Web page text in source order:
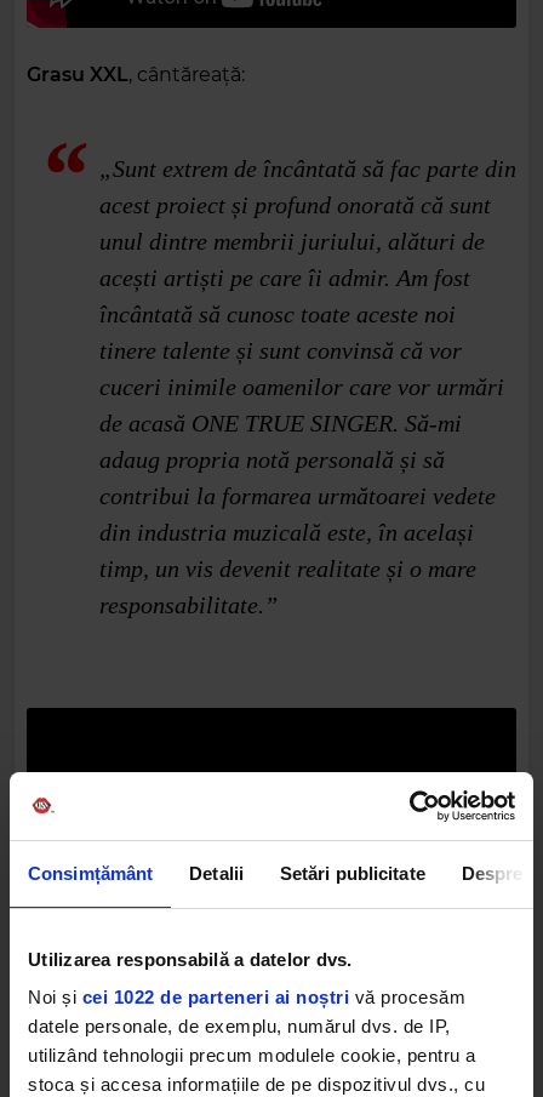
Consimțământ Detalii Setări publicitate Despre
Utilizarea responsabilă a datelor dvs.
Noi și cei 1022 de parteneri ai noștri vă procesăm
datele personale, de exemplu, numărul dvs. de IP,
utilizând tehnologii precum modulele cookie, pentru a
stoca și accesa informațiile de pe dispozitivul dvs., cu
Grasu XXL, cântăreață:
„Sunt extrem de încântată să fac parte din
acest proiect și profund onorată că sunt
unul dintre membrii juriului, alături de
acești artiști pe care îi admir. Am fost
încântată să cunosc toate aceste noi
tinere talente și sunt convinsă că vor
cuceri inimile oamenilor care vor urmări
de acasă ONE TRUE SINGER. Să-mi
adaug propria notă personală și să
contribui la formarea următoarei vedete
din industria muzicală este, în același
timp, un vis devenit realitate și o mare
responsabilitate.”
„ONE TRUE SINGER este despre
talentele emergente și despre cum să